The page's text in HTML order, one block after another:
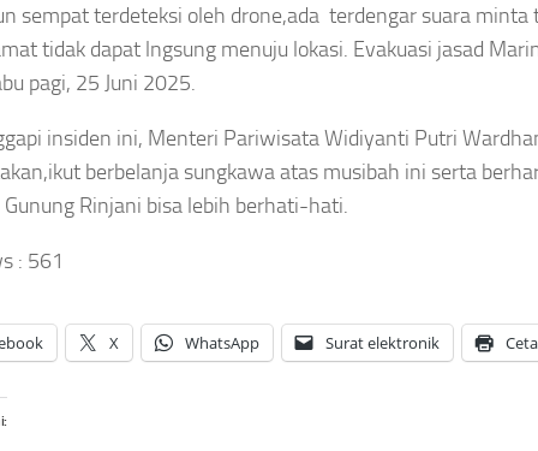
sempat terdeteksi oleh drone,ada terdengar suara minta
tidak dapat lngsung menuju lokasi. Evakuasi jasad
pagi, 25 Juni 2025.
insiden ini, Menteri Pariwisata Widiyanti Putri
berbelanja sungkawa atas musibah ini serta
Gunung Rinjani bisa lebih berhati-hati.
: 561
X WhatsApp Surat elektronik
Sandy
Kerja,
Ucapan
Minta Fee
Picu
Asep
Polri yang
Tersandung
Narkoba
2026
Sanjaya